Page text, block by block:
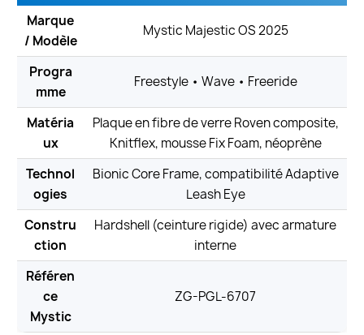
Marque
/ Modèle
Mystic Majestic OS 2025
Progra
mme
Freestyle • Wave • Freeride
Matéria
ux
Plaque en fibre de verre Roven composite,
Knitflex, mousse Fix Foam, néoprène
Technol
ogies
Bionic Core Frame, compatibilité Adaptive
Leash Eye
Constru
ction
Hardshell (ceinture rigide) avec armature
interne
Référen
ce
Mystic
ZG-PGL-6707